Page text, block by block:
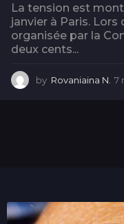
La tension est
janvier à Paris.
organisée par la
deux cents...
by Rovaniaina N. 7